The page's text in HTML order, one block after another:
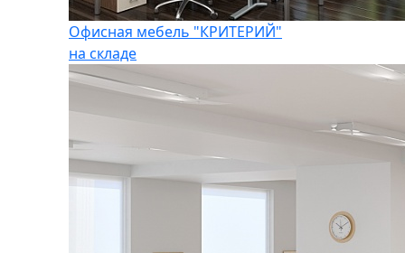
Офисная мебель "КРИТЕРИЙ"
на складе